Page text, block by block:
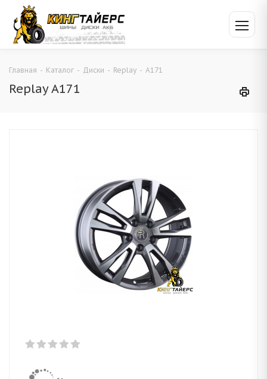
Главная - Каталог - Диски - Replay - A171
Replay A171